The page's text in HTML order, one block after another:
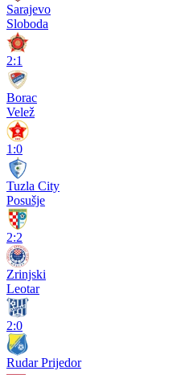
Sarajevo
Sloboda
2:1
Borac
Velež
1:0
Tuzla City
Posušje
2:2
Zrinjski
Leotar
2:0
Rudar Prijedor